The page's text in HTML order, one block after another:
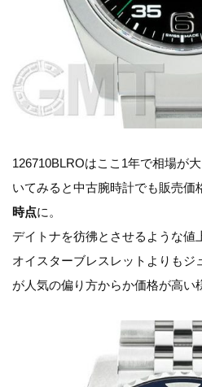
126710BLROはここ1年で相場が
いてみると中古腕時計でも販売価
時点に。
デイトナを彷彿とさせるような値
オイスターブレスレットよりもジ
が人気の偏り方からか価格が高い